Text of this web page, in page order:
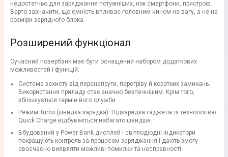
недостатньо для заряджання потужніших, ніж смартфони, пристроїв.
Варто зазначити, що ємність впливає головним чином на вагу, а не на
розміри зарядного блока.
Розширений функціонал
Сучасний повербанк має бути оснащений набором додаткових
можливостей і функцій:
Система захисту від перенапруги, перегріву й коротких замикань.
Використання приладу стає значно безпечнішим. Крім того,
збільшується термін його служби.
Режим Turbo (швидка зарядка). Підзарядка гаджетів із технологією
Quick Charge відбувається набагато швидше.
Вбудований у Power Bank дисплей і світлодіодні індикатори
покращують контроль за процесом заряджання і дають змогу
своєчасно виявляти можливі помилки та несправності.